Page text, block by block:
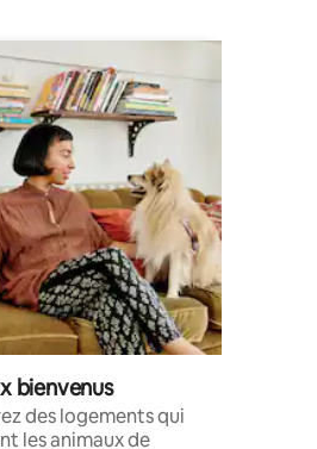
bienvenus
des logements qui
les animaux de